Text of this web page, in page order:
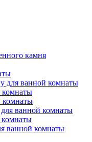
камня
для ванной комнаты
комнаты
комнаты
ванной комнаты
ванной комнаты